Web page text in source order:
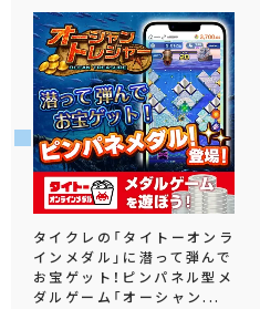
タイクレの「タイトーオンラ
インメダル」に潜って弾んで
お宝ゲット！ピンパネル型メ
ダルゲーム「オーシャン...